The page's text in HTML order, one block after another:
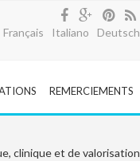
Français Italiano Deutsch
REMERCIEMENTS
clinique et de valorisation